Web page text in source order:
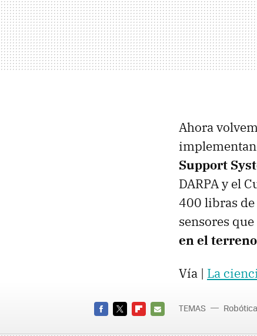
Ahora
Support
DARPAy el
400 libras
sensores
en el terreno
Vía | La
TEMAS Robótica